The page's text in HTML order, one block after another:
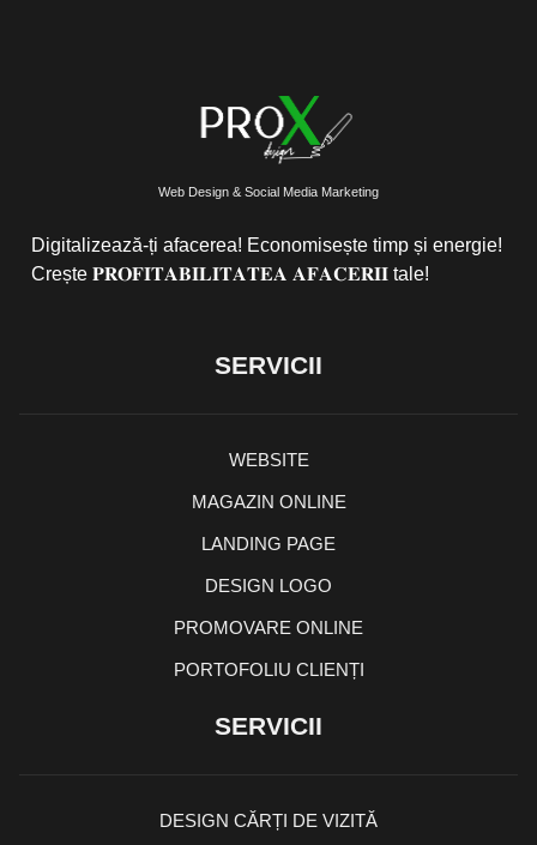
Web Design & Social Media Marketing
Digitalizează-ți afacerea! Economisește timp și energie!
Crește 𝐏𝐑𝐎𝐅𝐈𝐓𝐀𝐁𝐈𝐋𝐈𝐓𝐀𝐓𝐄𝐀 𝐀𝐅𝐀𝐂𝐄𝐑𝐈𝐈 tale!
SERVICII
WEBSITE
MAGAZIN ONLINE
LANDING PAGE
DESIGN LOGO
PROMOVARE ONLINE
PORTOFOLIU CLIENȚI
SERVICII
DESIGN CĂRȚI DE VIZITĂ